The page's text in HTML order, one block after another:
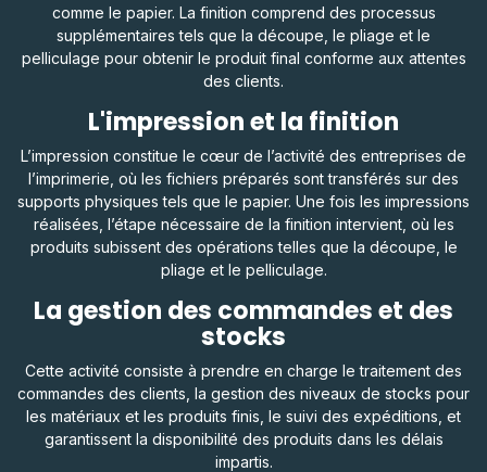
comme le papier. La finition comprend des processus
supplémentaires tels que la découpe, le pliage et le
pelliculage pour obtenir le produit final conforme aux attentes
des clients.
L'impression et la finition
L’impression constitue le cœur de l’activité des entreprises de
l’imprimerie, où les fichiers préparés sont transférés sur des
supports physiques tels que le papier. Une fois les impressions
réalisées, l’étape nécessaire de la finition intervient, où les
produits subissent des opérations telles que la découpe, le
pliage et le pelliculage.
La gestion des commandes et des
stocks
Cette activité consiste à prendre en charge le traitement des
commandes des clients, la gestion des niveaux de stocks pour
les matériaux et les produits finis, le suivi des expéditions, et
garantissent la disponibilité des produits dans les délais
impartis.